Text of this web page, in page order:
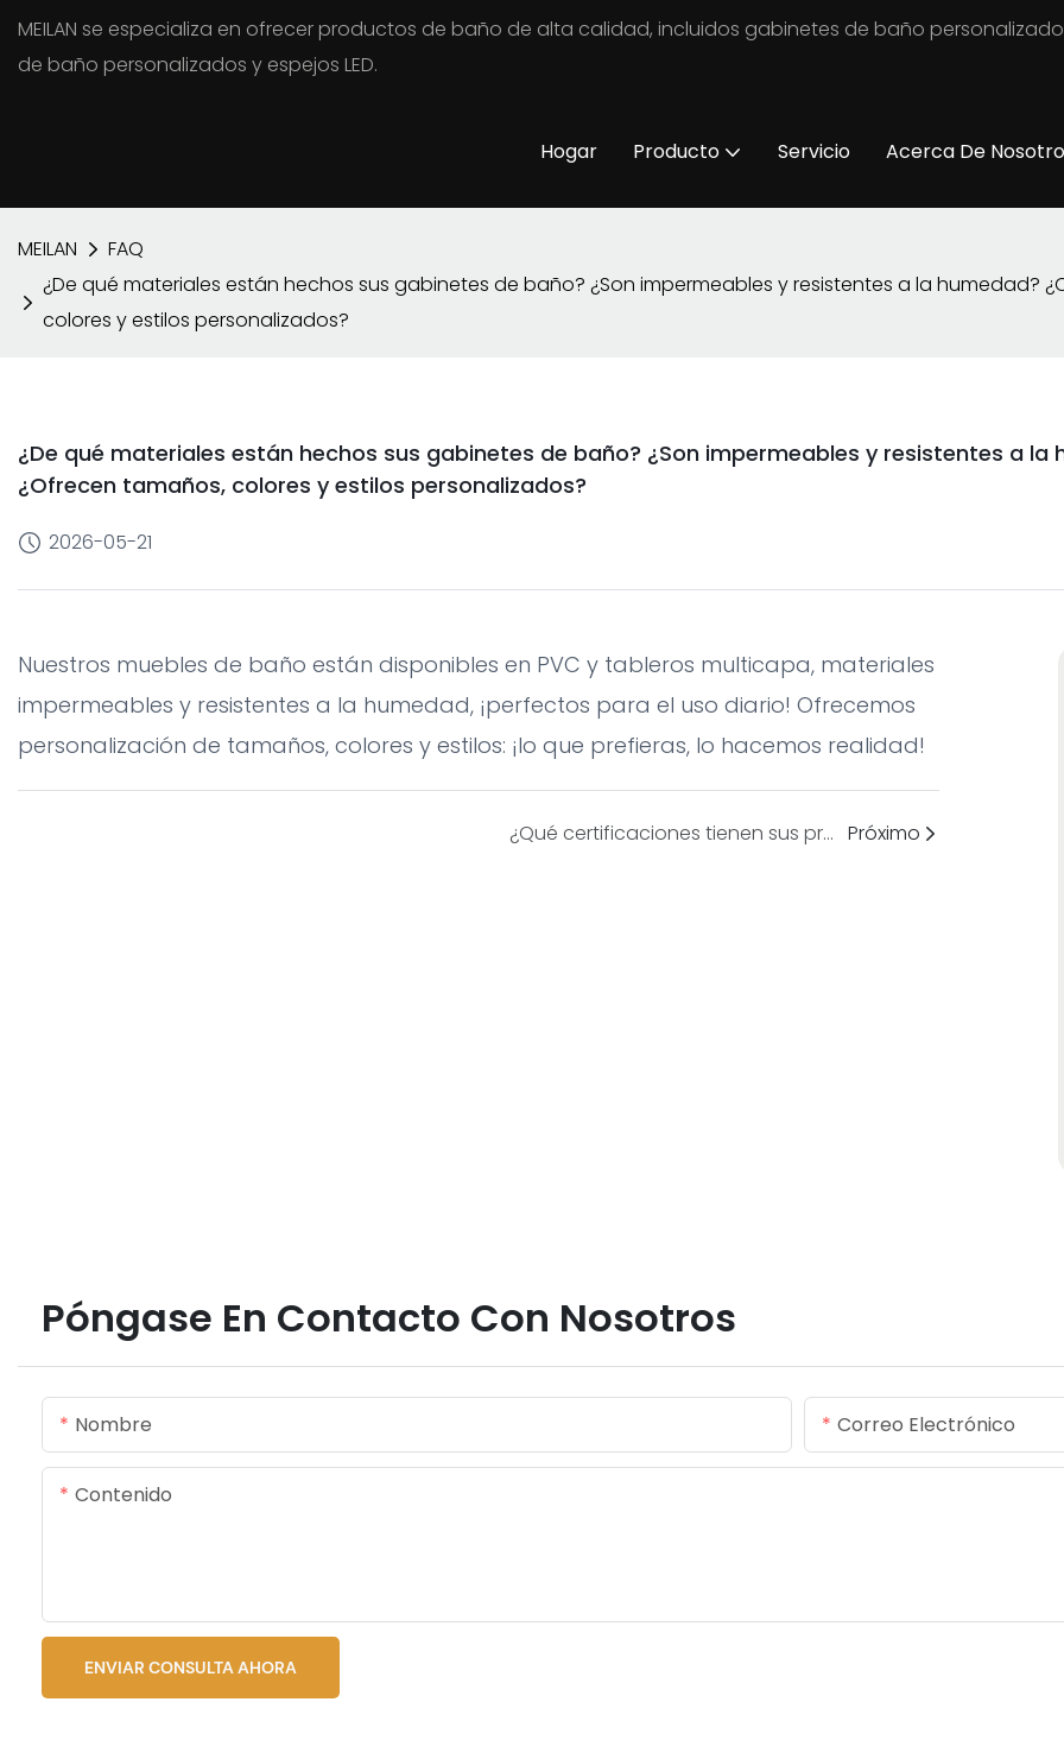
MEILAN se especializa en ofrecer productos de baño de alta calidad, incluidos gabinetes de baño
de baño personalizados y espejos LED.
Hogar Producto Servicio Acerca De
MEILAN
FAQ
¿De qué materiales están hechos sus gabinetes de baño? ¿Son impermeables y resistentes a la humedad?
colores y estilos personalizados?
¿De qué materiales están hechos sus gabinetes de baño? ¿Son impermeables y resistentes a
¿Ofrecen tamaños, colores y estilos personalizados?
2026-05-21
Nuestros muebles de baño están disponibles en PVC y tableros multicapa, materiales
impermeables y resistentes a la humedad, ¡perfectos para el uso diario! Ofrecemos
personalización de tamaños, colores y estilos: ¡lo que prefieras, lo hacemos realidad!
¿Qué certificaciones tienen sus productos? ¿Cuentan con las certificaciones CE, UL, SAA y RoHS? ¿Pueden proporcionar los documentos de certificación? ¿Hay un manual de instalación disponible en inglés? ¿Tienen un video de instalación? Próximo
Póngase En Contacto Con Nosotros
Nombre Correo Electrónico
Contenido
ENVIAR CONSULTA AHORA